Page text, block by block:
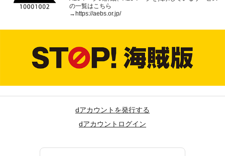
の一覧はこちら
→ https://aebs.or.jp/
dアカウントを発行する
dアカウントログイン